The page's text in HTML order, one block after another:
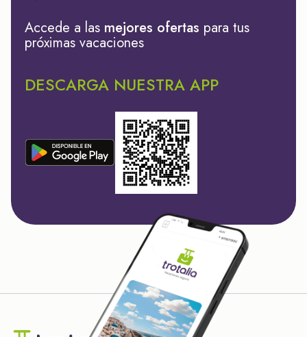
Accede a las mejores ofertas para tus
próximas vacaciones
DESCARGA NUESTRA APP